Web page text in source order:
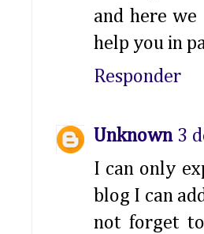
and here we
help you in
Responder
Unknown 3
I can only
blog I can
not forget